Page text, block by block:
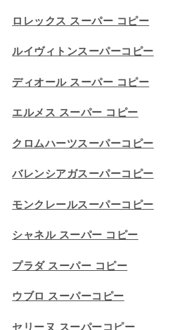
ロレックス スーパー コピー
ルイヴィトンスーパーコピー
ディオール スーパー コピー
エルメス スーパー コピー
クロムハーツスーパーコピー
バレンシアガスーパーコピー
モンクレールスーパーコピー
シャネル スーパー コピー
プラダ スーパー コピー
ウブロ スーパーコピー
セリーヌ スーパーコピー​